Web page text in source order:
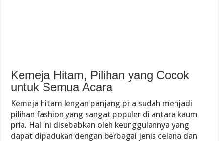
Kemeja Hitam, Pilihan yang Cocok
untuk Semua Acara
Kemeja hitam lengan panjang pria sudah menjadi
pilihan fashion yang sangat populer di antara kaum
pria. Hal ini disebabkan oleh keunggulannya yang
dapat dipadukan dengan berbagai jenis celana dan